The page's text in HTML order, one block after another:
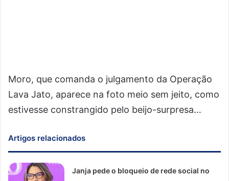
Moro, que comanda o julgamento da Operação
Lava Jato, aparece na foto meio sem jeito, como
estivesse constrangido pelo beijo-surpresa…
Artigos relacionados
Janja pede o bloqueio de rede social no